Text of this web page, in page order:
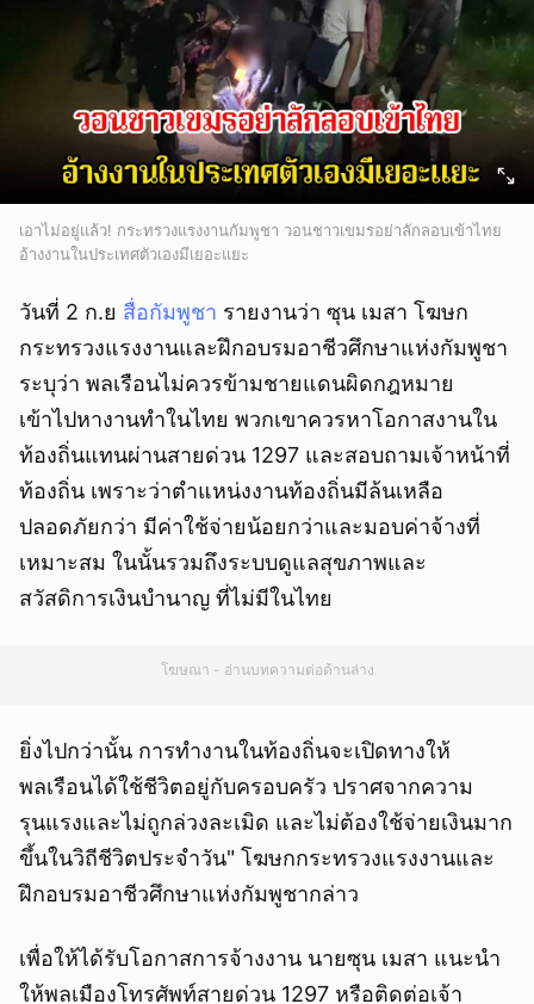
เอาไม่อยู่แล้ว! กระทรวงแรงงานกัมพูชา วอนชาวเขมรอย่าลักลอบเข้าไทย
อ้างงานในประเทศตัวเองมีเยอะแยะ
วันที่ 2 ก.ย สื่อกัมพูชา รายงานว่า ซุน เมสา โฆษก
กระทรวงแรงงานและฝึกอบรมอาชีวศึกษาแห่งกัมพูชา
ระบุว่า พลเรือนไม่ควรข้ามชายแดนผิดกฎหมาย
เข้าไปหางานทำในไทย พวกเขาควรหาโอกาสงานใน
ท้องถิ่นแทนผ่านสายด่วน 1297 และสอบถามเจ้าหน้าที่
ท้องถิ่น เพราะว่าตำแหน่งงานท้องถิ่นมีล้นเหลือ
ปลอดภัยกว่า มีค่าใช้จ่ายน้อยกว่าและมอบค่าจ้างที่
เหมาะสม ในนั้นรวมถึงระบบดูแลสุขภาพและ
สวัสดิการเงินบำนาญ ที่ไม่มีในไทย
โฆษณา - อ่านบทความต่อด้านล่าง
ยิ่งไปกว่านั้น การทำงานในท้องถิ่นจะเปิดทางให้
พลเรือนได้ใช้ชีวิตอยู่กับครอบครัว ปราศจากความ
รุนแรงและไม่ถูกล่วงละเมิด และไม่ต้องใช้จ่ายเงินมาก
ขึ้นในวิถีชีวิตประจำวัน" โฆษกกระทรวงแรงงานและ
ฝึกอบรมอาชีวศึกษาแห่งกัมพูชากล่าว
เพื่อให้ได้รับโอกาสการจ้างงาน นายซุน เมสา แนะนำ
ให้พลเมืองโทรศัพท์สายด่วน 1297 หรือติดต่อเจ้า